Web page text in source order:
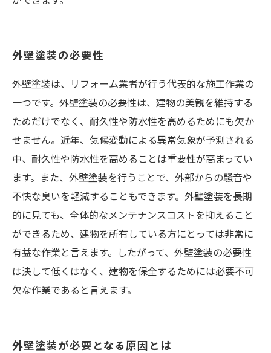
外壁塗装の必要性
外壁塗装は、リフォーム業者が行う代表的な施工作業の
一つです。外壁塗装の必要性は、建物の美観を維持する
ためだけでなく、耐久性や防水性を高めるためにも欠か
せません。近年、気候変動による異常気象が予測される
中、耐久性や防水性を高めることは重要性が高まってい
ます。また、外壁塗装を行うことで、外部からの騒音や
不快な臭いを軽減することもできます。外壁塗装を長期
的に見ても、全体的なメンテナンスコストを抑えること
ができるため、建物を所有している方にとっては非常に
有益な作業と言えます。したがって、外壁塗装の必要性
は決して低くはなく、建物を保全するためには必要不可
欠な作業であると言えます。
外壁塗装が必要となる原因とは